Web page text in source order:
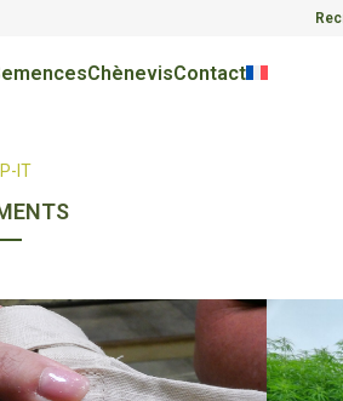
ChènevisContact
IT